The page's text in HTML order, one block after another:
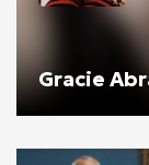
Gracie